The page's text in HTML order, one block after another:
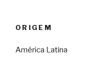
ORIGEM
América Latina